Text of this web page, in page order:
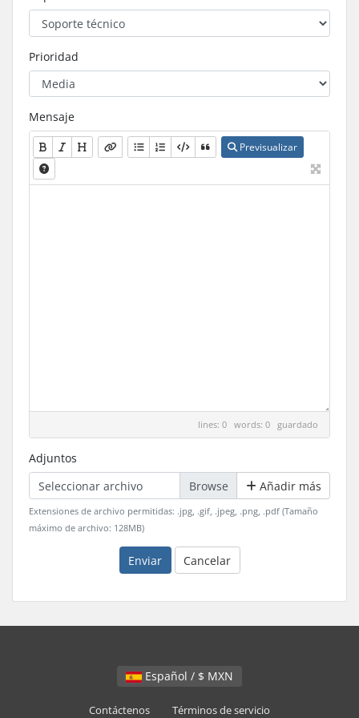
Prioridad
Mensaje
Previsualizar
lines: 0 words: 0 guardado
Adjuntos
Seleccionar archivo
Añadir más
Extensiones de archivo permitidas: .jpg, .gif, .jpeg, .png, .pdf (Tamaño
máximo de archivo: 128MB)
Enviar Cancelar
Español / $ MXN
Contáctenos Términos de servicio